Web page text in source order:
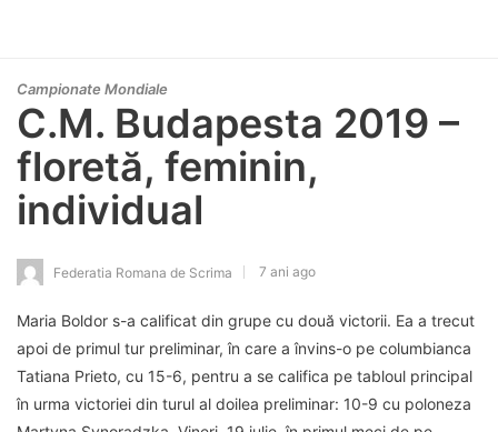
Campionate Mondiale
C.M. Budapesta 2019 –
floretă, feminin,
individual
Federatia Romana de Scrima 7 ani ago
Maria Boldor s-a calificat din grupe cu două victorii. Ea a trecut
apoi de primul tur preliminar, în care a învins-o pe columbianca
Tatiana Prieto, cu 15-6, pentru a se califica pe tabloul principal
în urma victoriei din turul al doilea preliminar: 10-9 cu poloneza